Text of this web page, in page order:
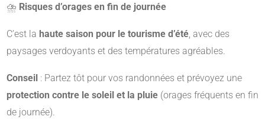
⛈ Risques d’orages en fin de journée
C’est la haute saison pour le tourisme d’été , avec des
paysages verdoyants et des températures agréables.
Conseil : Partez tôt pour vos randonnées et prévoyez une
protection contre le soleil et la pluie (orages fréquents en fin
de journée).